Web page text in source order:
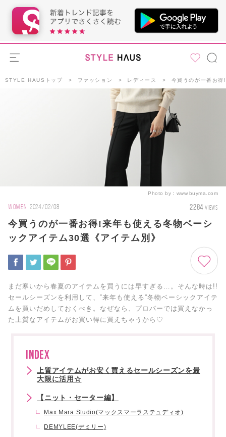
STYLE HAUSトップ ファッション レディース 今買うのが一番お
Photo by： www.buyma.com
WOMEN 2024/02/08 2284 VIEWS
今買うのが一番お得!来年も使える冬物ベーシ
ックアイテム30選《アイテム別》
まだ寒いから春夏のアイテムを買うには早すぎる…。そんな時は!!
セールシーズンを利用して、‟来年も使える”冬物ベーシックアイテ
ムを買いだめしておくべき。なぜなら、プロパーでは買えなかっ
た上質なアイテムがお買い得に買えちゃうから♡
INDEX
上質アイテムがお安く買えるセールシーズンを最
大限に活用☆
【ニット・セーター編】
Max Mara Studio(マックスマーラステュディオ)
DEMYLEE(デミリー)